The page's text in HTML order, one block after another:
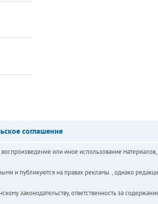
соглашение
или иное использование
и публикуются на правах рекламы. , однако
законодательству, ответственность за